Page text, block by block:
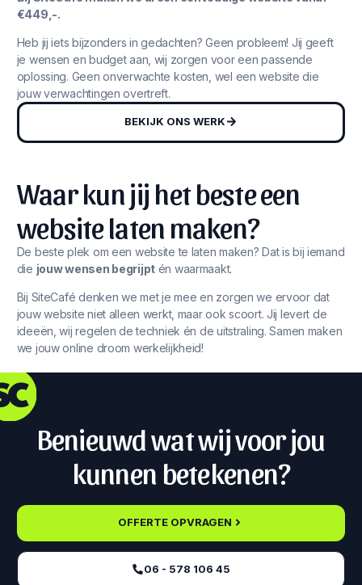
€449,-.
Heb jij iets bijzonders in gedachten? Geen probleem! Jij geeft
je wensen en budget aan, wij zorgen voor een passende
oplossing. Geen onverwachte kosten, wel een website die
jouw verwachtingen overtreft.
BEKIJK ONS WERK
Waar kun jij het beste een
website laten maken?
De beste plek om een website te laten maken? Dat is bij iemand
die jouw wensen begrijpt én waarmaakt.
Bij SiteCafé denken we met je mee en zorgen we ervoor dat
jouw website niet alleen werkt, maar ook scoort. Jij levert de
ideeën, wij regelen de techniek én de uitstraling. Samen maken
we jouw online droom werkelijkheid!
Benieuwd wat wij voor jou
kunnen betekenen?
OFFERTE OPVRAGEN
06 - 578 106 45‬